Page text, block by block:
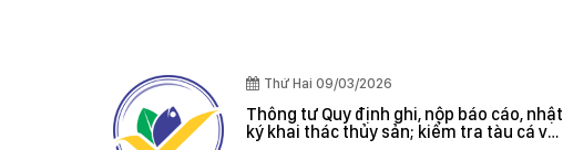
Thứ Hai 09/03/2026
Thông tư Quy định ghi, nộp báo cáo, nhật
ký khai thác thủy sản; kiểm tra tàu cá và